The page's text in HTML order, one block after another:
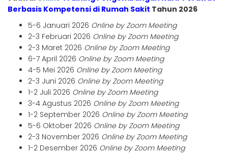
Berbasis Kompetensi di Rumah Sakit Tahun 2026
5-6 Januari 2026 Online by Zoom Meeting
2-3 Februari 2026 Online by Zoom Meeting
2-3 Maret 2026 Online by Zoom Meeting
6-7 April 2026 Online by Zoom Meeting
4-5 Mei 2026 Online by Zoom Meeting
2-3 Juni 2026 Online by Zoom Meeting
1-2 Juli 2026 Online by Zoom Meeting
3-4 Agustus 2026 Online by Zoom Meeting
1-2 September 2026 Online by Zoom Meeting
5-6 Oktober 2026 Online by Zoom Meeting
2-3 November 2026 Online by Zoom Meeting
1-2 Desember 2026 Online by Zoom Meeting